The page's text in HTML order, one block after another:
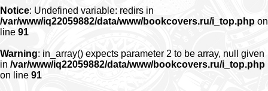
Notice: Undefined variable: redirs in
/var/www/iq22059882/data/www/bookcovers.ru/i_top.php on
line 91
Warning: in_array() expects parameter 2 to be array, null given
in /var/www/iq22059882/data/www/bookcovers.ru/i_top.php
on line 91